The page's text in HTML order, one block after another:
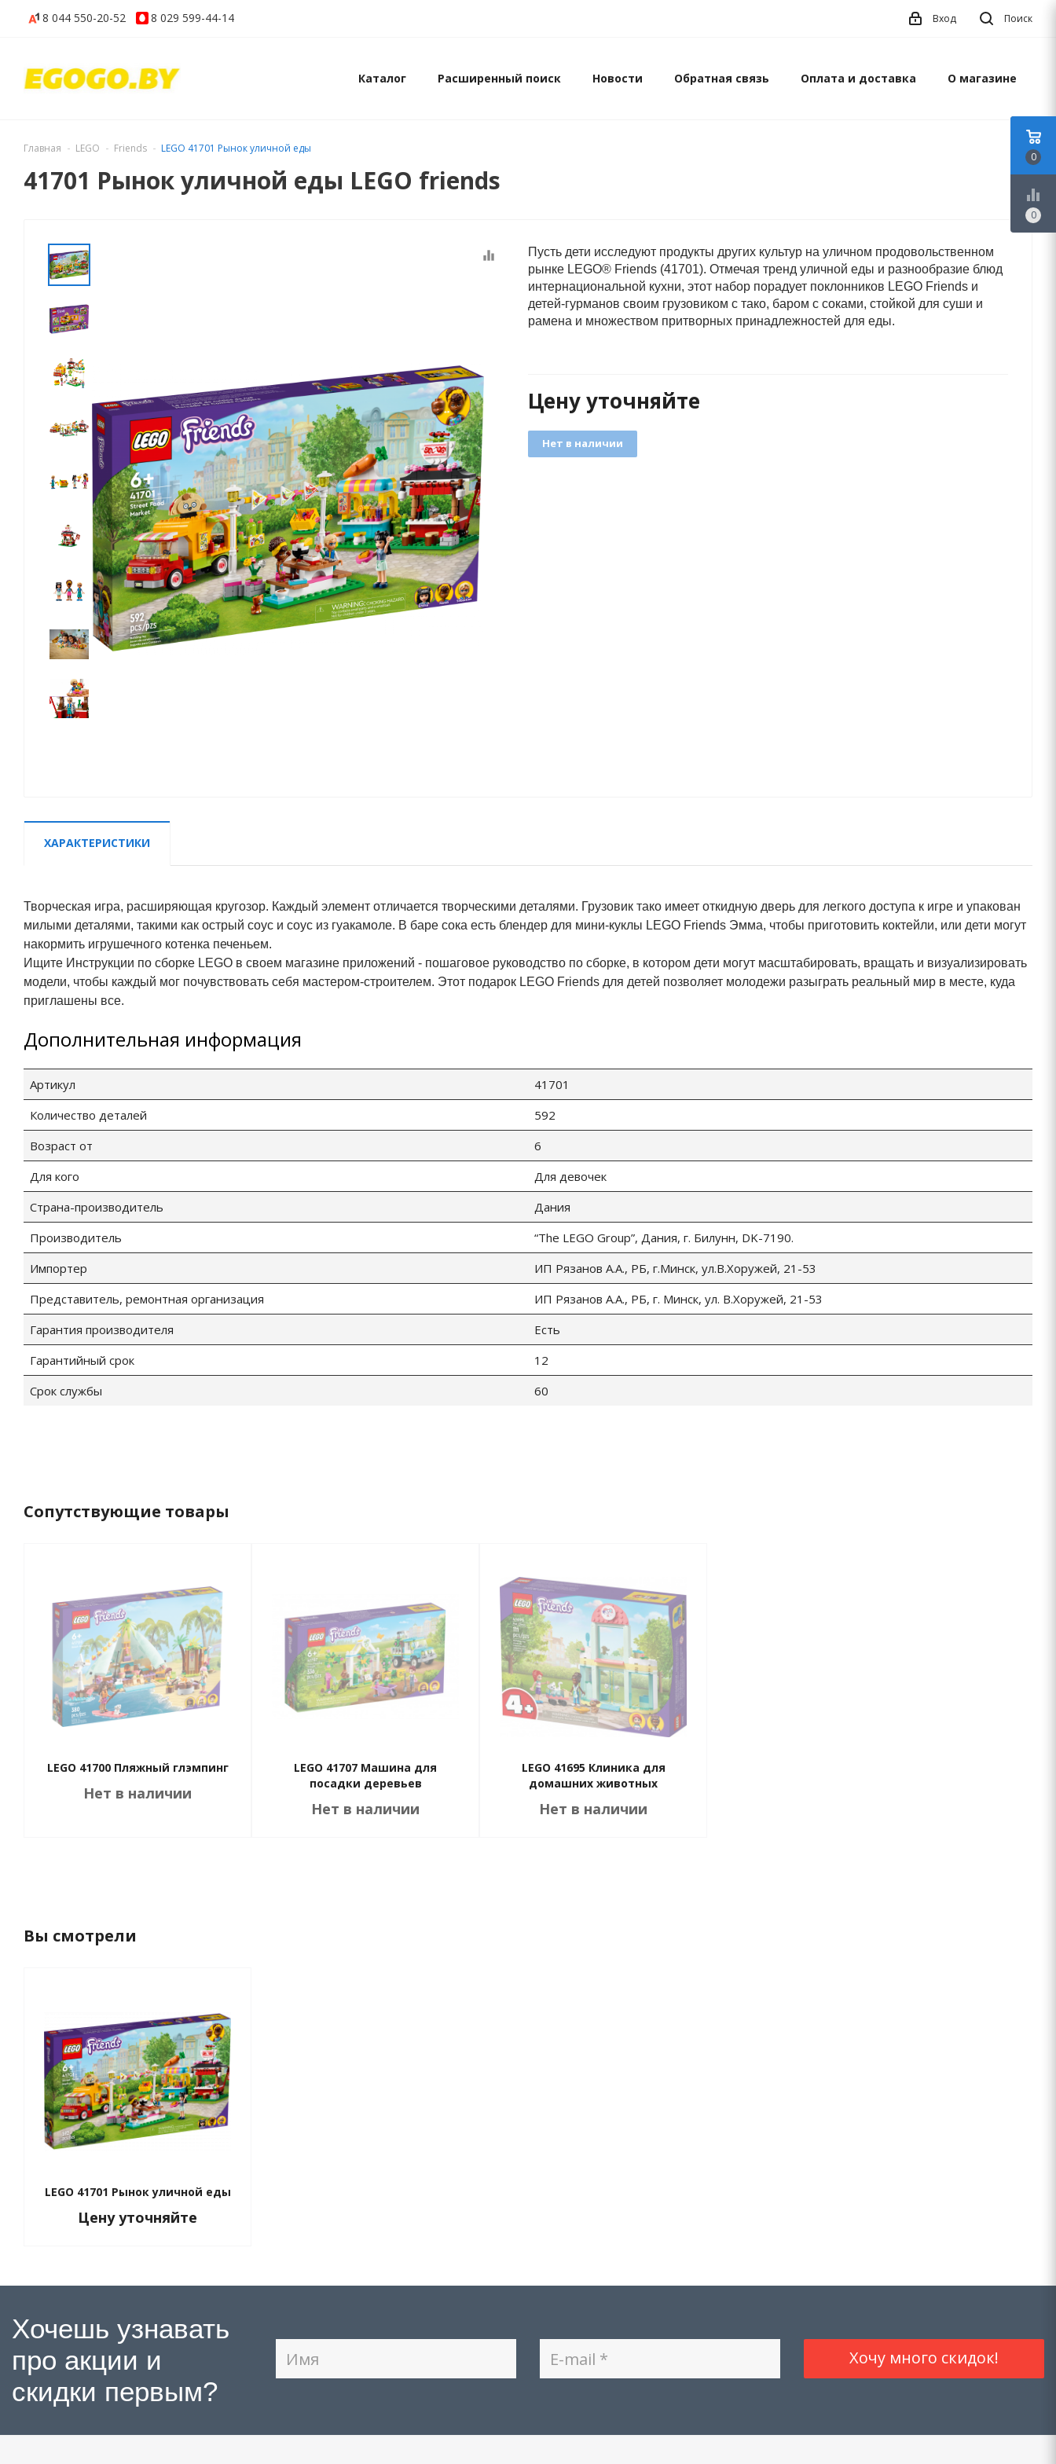
8 044 550-20-52 8 029 599-44-14 Вход Поиск
Каталог Расширенный поиск Новости Обратная связь Оплата и доставка О магазине
0
equalizer
0
Главная LEGO Friends LEGO 41701 Рынок уличной еды
41701 Рынок уличной еды LEGO friends
equalizer
Пусть дети исследуют продукты других культур на уличном продовольственном
рынке LEGO® Friends (41701). Отмечая тренд уличной еды и разнообразие блюд
интернациональной кухни, этот набор порадует поклонников LEGO Friends и
детей-гурманов своим грузовиком с тако, баром с соками, стойкой для суши и
рамена и множеством притворных принадлежностей для еды.
Цену уточняйте
Нет в наличии
ХАРАКТЕРИСТИКИ
Творческая игра, расширяющая кругозор. Каждый элемент отличается творческими деталями. Грузовик тако имеет откидную дверь для легкого доступа к игре и упакован
милыми деталями, такими как острый соус и соус из гуакамоле. В баре сока есть блендер для мини-куклы LEGO Friends Эмма, чтобы приготовить коктейли, или дети могут
накормить игрушечного котенка печеньем.
Ищите Инструкции по сборке LEGO в своем магазине приложений - пошаговое руководство по сборке, в котором дети могут масштабировать, вращать и визуализировать
модели, чтобы каждый мог почувствовать себя мастером-строителем. Этот подарок LEGO Friends для детей позволяет молодежи разыграть реальный мир в месте, куда
приглашены все.
Дополнительная информация
Артикул
41701
Количество деталей
592
Возраст от
6
Для кого
Для девочек
Страна-производитель
Дания
Производитель
“The LEGO Group”, Дания, г. Билунн, DK-7190.
Импортер
ИП Рязанов А.А., РБ, г.Минск, ул.В.Хоружей, 21-53
Представитель, ремонтная организация
ИП Рязанов А.А., РБ, г. Минск, ул. В.Хоружей, 21-53
Гарантия производителя
Есть
Гарантийный срок
12
Срок службы
60
Сопутствующие товары
LEGO 41700 Пляжный глэмпинг
Нет в наличии
LEGO 41707 Машина для
посадки деревьев
Нет в наличии
LEGO 41695 Клиника для
домашних животных
Нет в наличии
Вы смотрели
LEGO 41701 Рынок уличной еды
Цену уточняйте
Хочешь узнавать
про акции и
скидки первым?